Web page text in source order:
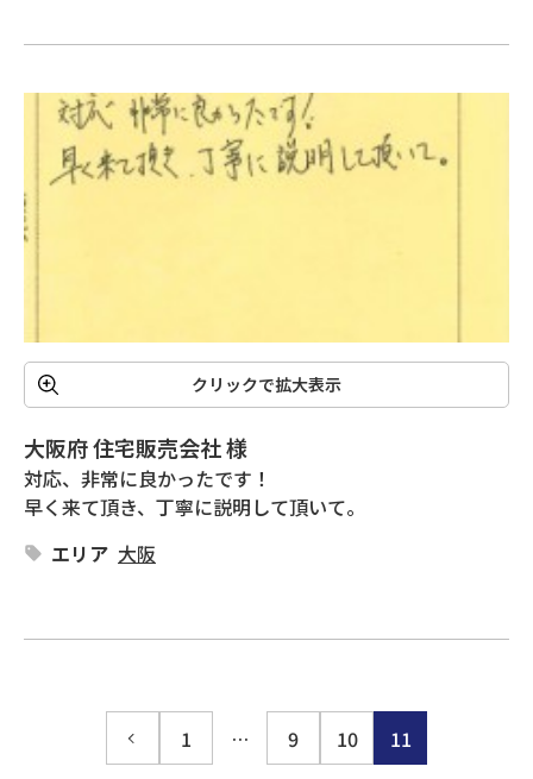
クリックで拡大表示
大阪府 住宅販売会社 様
対応、非常に良かったです！
早く来て頂き、丁寧に説明して頂いて。
エリア 大阪
1 … 9 10 11